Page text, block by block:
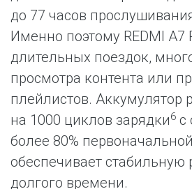
до 77 часов
Именно поэтому REDMI A7
длительных поездок,
просмотра контента или
плейлистов. Аккумулятор
на 1000 циклов зарядки6 с
более 80%
обеспечивает стабильную
долгого времени.